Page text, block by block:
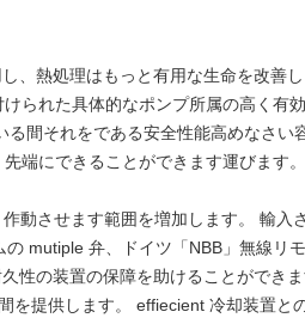
、熱処理はもっと有用な生命を改善
られた具体的なポンプ所属の高く有
間それをである安全性能高めなさい
端にできることができます運びます。
動させます範囲を増加します。 輸入
mutiple 弁、ドイツ「NBB」無線リ
性の装置の保障を助けることができ
を提供します。 effiecient 冷却装置と